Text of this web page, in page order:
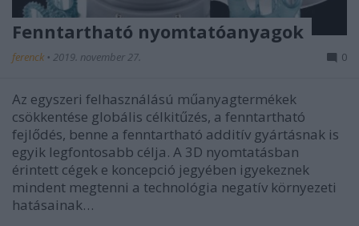
Fenntartható nyomtatóanyagok
ferenck • 2019. november 27. 0
Az egyszeri felhasználású műanyagtermékek
csökkentése globális célkitűzés, a fenntartható
fejlődés, benne a fenntartható additív gyártásnak is
egyik legfontosabb célja. A 3D nyomtatásban
érintett cégek e koncepció jegyében igyekeznek
mindent megtenni a technológia negatív környezeti
hatásainak…